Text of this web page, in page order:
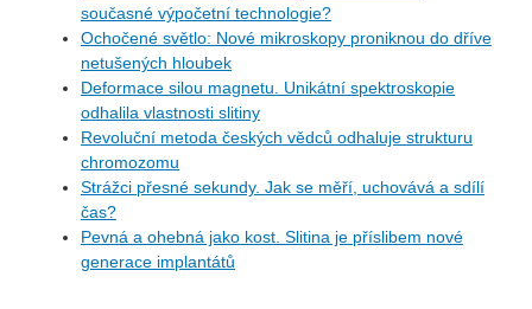
současné výpočetní technologie?
Ochočené světlo: Nové mikroskopy proniknou do dříve
netušených hloubek
Deformace silou magnetu. Unikátní spektroskopie
odhalila vlastnosti slitiny
Revoluční metoda českých vědců odhaluje strukturu
chromozomu
Strážci přesné sekundy. Jak se měří, uchovává a sdílí
čas?
Pevná a ohebná jako kost. Slitina je příslibem nové
generace implantátů